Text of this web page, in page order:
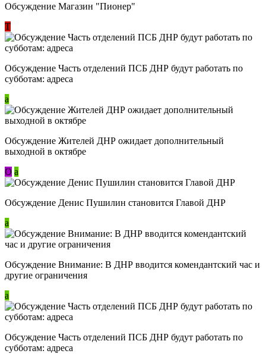
Обсуждение Магазин "Пионер"
Т
Обсуждение Часть отделений ПСБ ДНР будут работать по
субботам: адреса
a
Обсуждение Жителей ДНР ожидает дополнительный
выходной в октябре
О a
Обсуждение Денис Пушилин становится Главой ДНР
a
Обсуждение Внимание: В ДНР вводится комендантский час и
другие ограничения
a
Обсуждение Часть отделений ПСБ ДНР будут работать по
субботам: адреса